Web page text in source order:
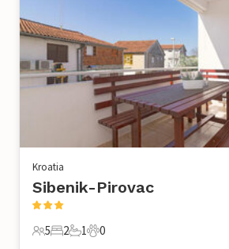
Kroatia
Sibenik-Pirovac
5 Gjester
5
2 Soverom
2
1 Bad
1
0 Kjæledyr
0